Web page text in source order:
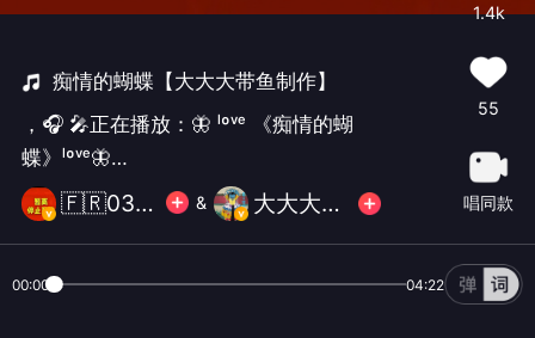
痴情的蝴蝶【大大大带鱼制作】
，🎧 🎤正在播放：🦋 ˡºᵛᵉ 《痴情的蝴
蝶》ˡºᵛᵉ🦋
▬▬▬▬▬◙▬▬▬▬▬▬▬▬ ◂◂
► ▐▐ ▸▸
🇫🇷033停更[暂休模式] & 大大大带鱼.
1.4k
55
唱同款
00:00 04:22